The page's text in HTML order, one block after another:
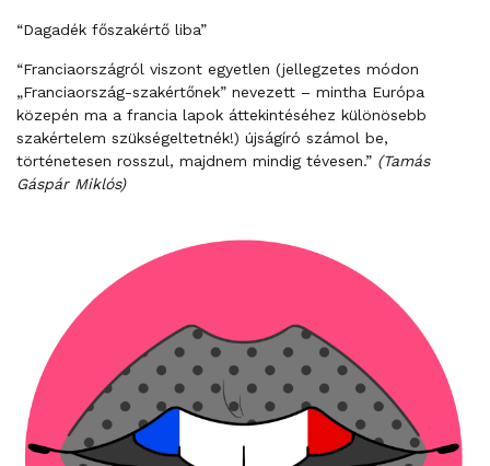
“Dagadék főszakértő liba”
“Franciaországról viszont egyetlen (jellegzetes módon
„Franciaország-szakértőnek” nevezett – mintha Európa
közepén ma a francia lapok áttekintéséhez különösebb
szakértelem szükségeltetnék!) újságíró számol be,
történetesen rosszul, majdnem mindig tévesen.” (Tamás
Gáspár Miklós)